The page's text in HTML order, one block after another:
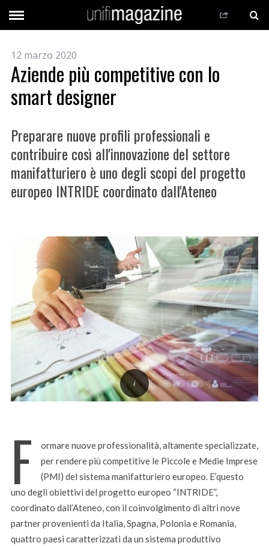
12 marzo 2020
Aziende più competitive con lo
smart designer
Preparare nuove profili professionali e
contribuire così all'innovazione del settore
manifatturiero è uno degli scopi del progetto
europeo INTRIDE coordinato dall'Ateneo
F
ormare nuove professionalità, altamente specializzate,
per rendere più competitive le Piccole e Medie Imprese
(PMI) del sistema manifatturiero europeo. E’questo
uno degli obiettivi del progetto europeo “INTRIDE”,
coordinato dall’Ateneo, con il coinvolgimento di altri nove
partner provenienti da Italia, Spagna, Polonia e Romania,
quattro paesi caratterizzati da un sistema produttivo